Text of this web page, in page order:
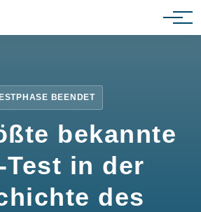
BEENDET
bekannte
Test in der
des